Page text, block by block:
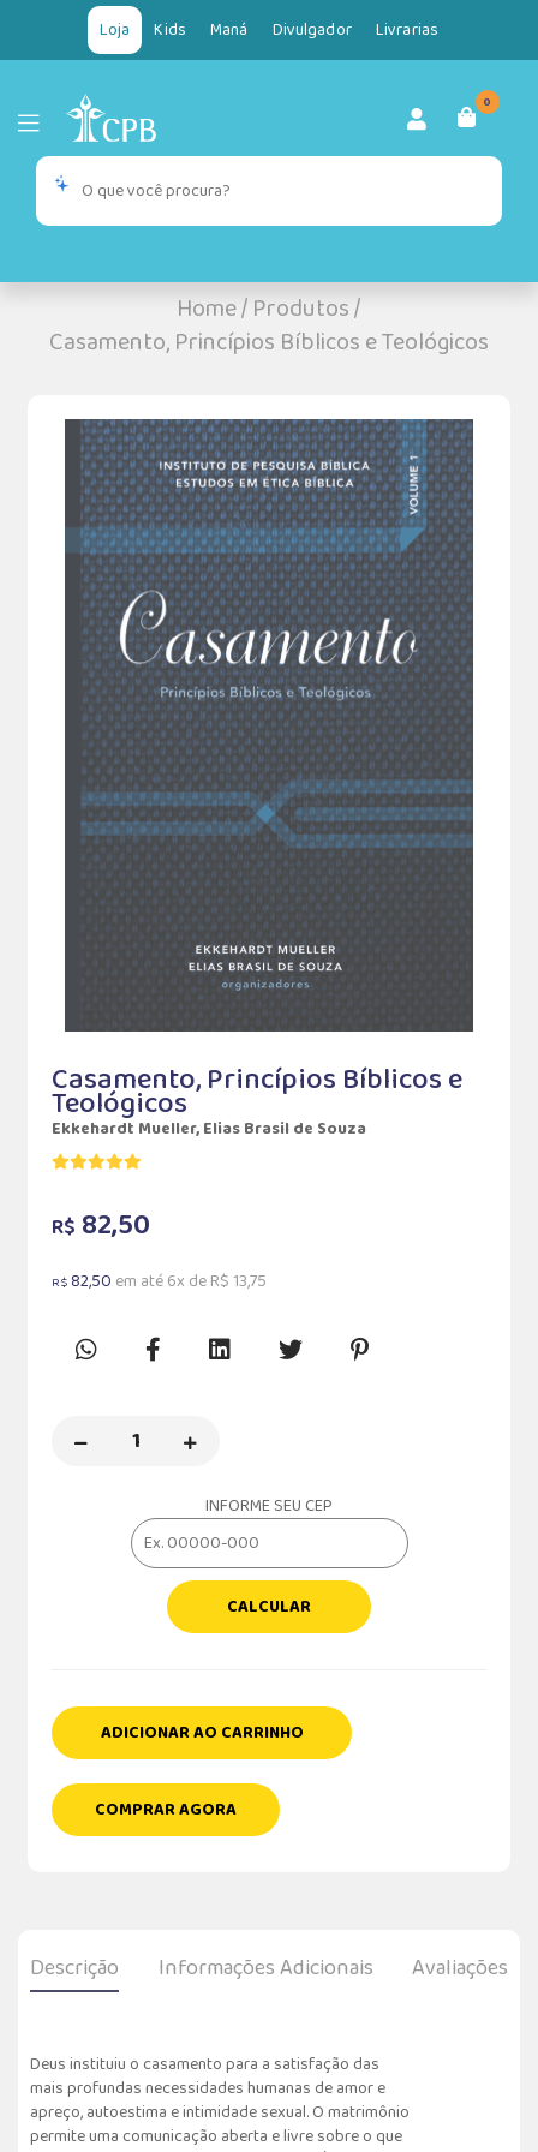
Loja Kids Maná Divulgador Livrarias
0
Home/Produtos/
Casamento, Princípios Bíblicos e Teológicos
Casamento, Princípios Bíblicos e
Teológicos
Ekkehardt Mueller, Elias Brasil de Souza
R$ 82,50
R$82,50 em até 6x de R$ 13,75
INFORME SEU CEP
CALCULAR
ADICIONAR AO CARRINHO
COMPRAR AGORA
Descrição Informações Adicionais Avaliações
Deus instituiu o casamento para a satisfação das
mais profundas necessidades humanas de amor e
apreço, autoestima e intimidade sexual. O matrimônio
permite uma comunicação aberta e livre sobre o que